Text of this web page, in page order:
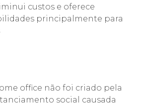
custos e oferece
principalmente para
office não foi criado pela
social causada